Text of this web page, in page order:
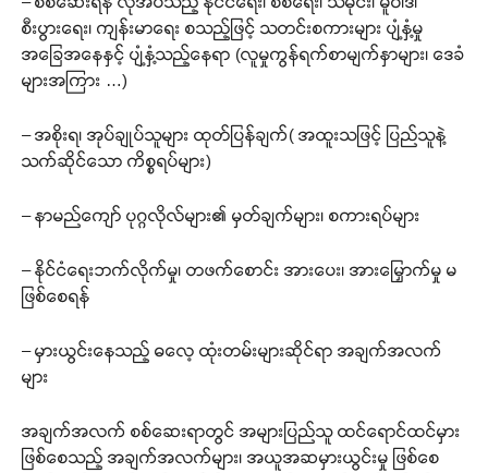
စီးပွားရေး၊ ကျန်းမာရေး စသည့်ဖြင့် သတင်းစကားများ ပျံ့နှံ့မှု
အခြေအနေနှင့် ပျံ့နှံ့သည့်နေရာ (လူမှုကွန်ရက်စာမျက်နှာများ၊ ဒေခံ
များအကြား …)
– အစိုးရ၊ အုပ်ချုပ်သူများ ထုတ်ပြန်ချက်( အထူးသဖြင့် ပြည်သူနဲ့
သက်ဆိုင်သော ကိစ္စရပ်များ)
– နာမည်ကျော် ပုဂ္ဂလိုလ်များ၏ မှတ်ချက်များ၊ စကားရပ်များ
– နိုင်ငံရေးဘက်လိုက်မှု၊ တဖက်စောင်း အားပေး၊ အားမြှောက်မှု မ
ဖြစ်စေရန်
– မှားယွင်းနေသည့် ဓလေ့ ထုံးတမ်းများဆိုင်ရာ အချက်အလက်
များ
အချက်အလက် စစ်ဆေးရာတွင် အများပြည်သူ ထင်ရောင်ထင်မှား
ဖြစ်စေသည့် အချက်အလက်များ၊ အယူအဆမှားယွင်းမှု ဖြစ်စေ